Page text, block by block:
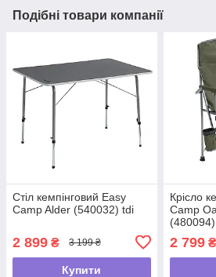
Подібні товари компанії
Стіл кемпінговий Easy
Camp Alder (540032) tdi
2 899 ₴ 3 199 ₴
Купити
Крісло
Camp
2 799₴